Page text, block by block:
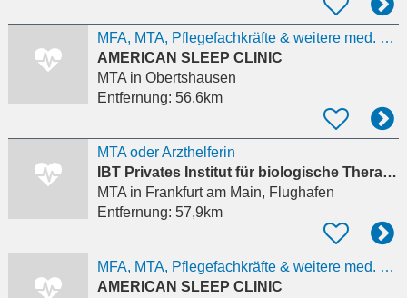
MFA, MTA, Pflegefachkräfte & weitere med. Berufsqualifikationen– Englisch erforderlich
AMERICAN SLEEP CLINIC
MTAin Obertshausen
Entfernung: 56,6km
MTA oder Arzthelferin
IBT Privates Institut für biologische Therapien GmbH und Privatpraxis Dr. Woitzel
MTAin Frankfurt am Main, Flughafen
Entfernung: 57,9km
MFA, MTA, Pflegefachkräfte & weitere med. Berufsqualifikationen– Englisch erforderlich
AMERICAN SLEEP CLINIC